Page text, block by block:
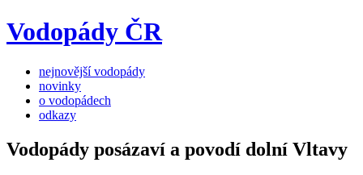
Vodopády ČR
nejnovější vodopády
novinky
o vodopádech
odkazy
Vodopády posázaví a povodí dolní Vltavy